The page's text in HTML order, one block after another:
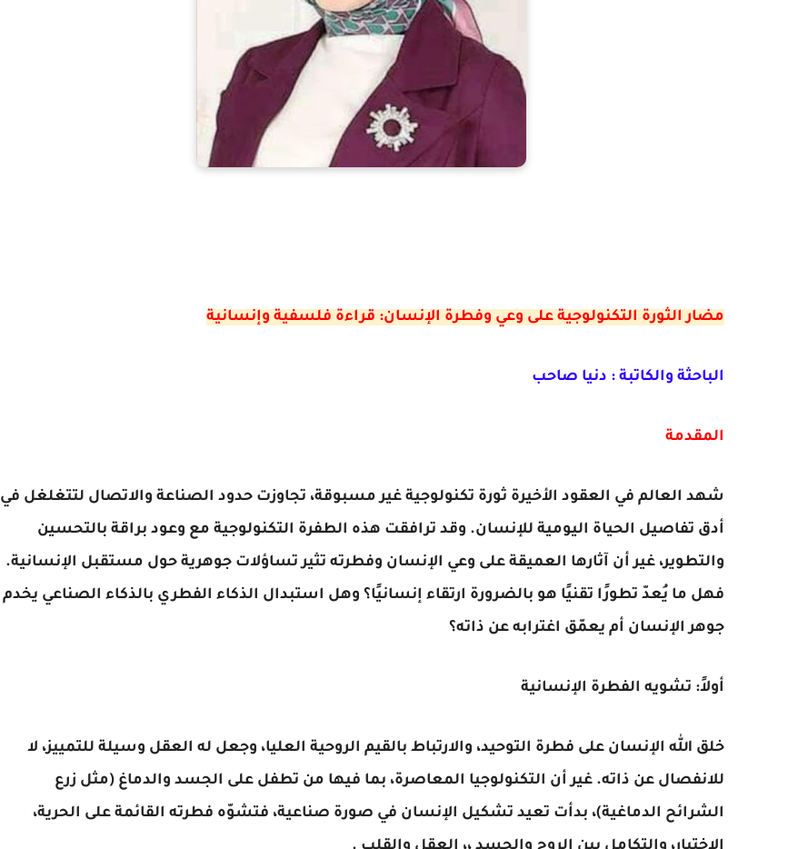
مضار الثورة التكنولوجية على وعي وفطرة الإنسان: قراءة فلسفية وإنسانية
الباحثة والكاتبة : دنيا صاحب
المقدمة
شهد العالم في العقود الأخيرة ثورة تكنولوجية غير مسبوقة، تجاوزت حدود الصناعة والاتصال لتتغلغل في
أدق تفاصيل الحياة اليومية للإنسان. وقد ترافقت هذه الطفرة التكنولوجية مع وعود براقة بالتحسين
والتطوير، غير أن آثارها العميقة على وعي الإنسان وفطرته تثير تساؤلات جوهرية حول مستقبل الإنسانية.
فهل ما يُعدّ تطورًا تقنيًا هو بالضرورة ارتقاء إنسانيًا؟ وهل استبدال الذكاء الفطري بالذكاء الصناعي يخدم
جوهر الإنسان أم يعمّق اغترابه عن ذاته؟
أولاً: تشويه الفطرة الإنسانية
خلق الله الإنسان على فطرة التوحيد، والارتباط بالقيم الروحية العليا، وجعل له العقل وسيلة للتمييز، لا
للانفصال عن ذاته. غير أن التكنولوجيا المعاصرة، بما فيها من تطفل على الجسد والدماغ (مثل زرع
الشرائح الدماغية)، بدأت تعيد تشكيل الإنسان في صورة صناعية، فتشوّه فطرته القائمة على الحرية،